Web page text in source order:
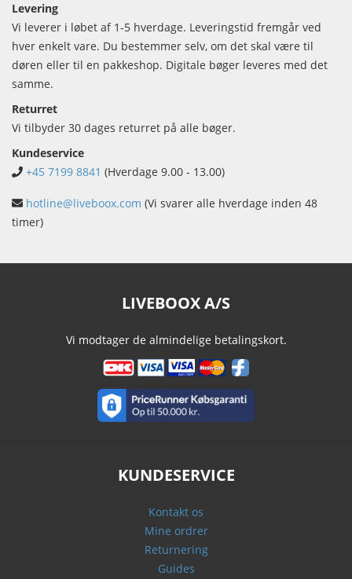
Levering
Vi leverer i løbet af 1-5 hverdage. Leveringstid fremgår ved
hver enkelt vare. Du bestemmer selv, om det skal være til
døren eller til en pakkeshop. Digitale bøger leveres med det
samme.
Returret
Vi tilbyder 30 dages returret på alle bøger.
Kundeservice
+45 7199 8841 (Hverdage 9.00 - 13.00)
hotline@liveboox.com (Vi svarer alle hverdage inden 48
timer)
LIVEBOOX A/S
Vi modtager de almindelige betalingskort.
KUNDESERVICE
Kontakt os
Mine ordrer
Returnering
Guides